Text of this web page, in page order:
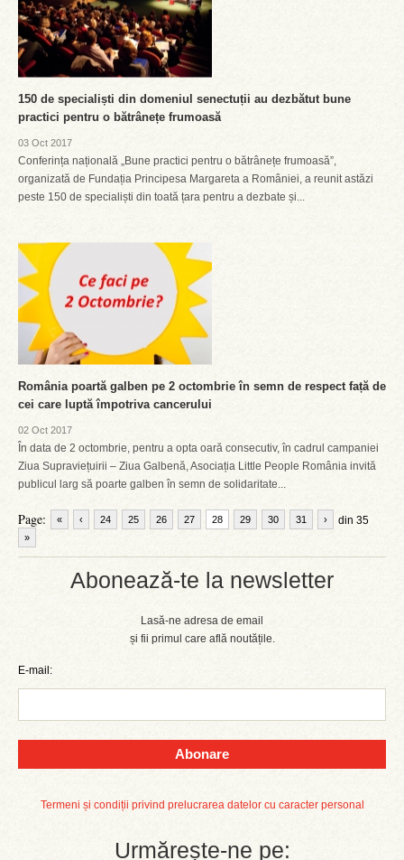
Abonează-te la newsletter
Lasă-ne adresa de email
și fii primul care află noutățile.
E-mail:
Abonare
Termeni și condiții privind prelucrarea datelor cu caracter personal
Urmărește-ne pe:
150 de specialiști din domeniul senectuții au dezbătut bune
practici pentru o bătrânețe frumoasă
03 Oct 2017
Conferința națională „Bune practici pentru o bătrânețe frumoasă”,
organizată de Fundația Principesa Margareta a României, a reunit astăzi
peste 150 de specialiști din toată țara pentru a dezbate și...
România poartă galben pe 2 octombrie în semn de respect față de
cei care luptă împotriva cancerului
02 Oct 2017
În data de 2 octombrie, pentru a opta oară consecutiv, în cadrul campaniei
Ziua Supraviețuirii – Ziua Galbenă, Asociația Little People România invită
publicul larg să poarte galben în semn de solidaritate...
Page: « ‹ 24 25 26 27 28 29 30 31 din 35
›
»